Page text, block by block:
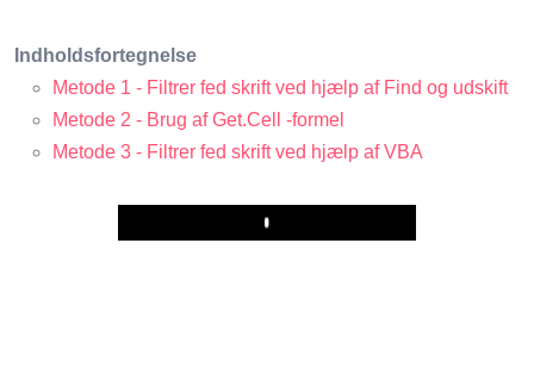
Indholdsfortegnelse
Metode 1 - Filtrer fed skrift ved hjælp af Find og udskift
Metode 2 - Brug af Get.Cell -formel
Metode 3 - Filtrer fed skrift ved hjælp af VBA
Play